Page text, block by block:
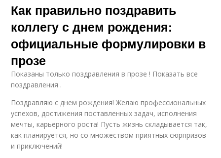
Как правильно поздравить
коллегу с днем рождения:
официальные формулировки в
прозе
Показаны только поздравления в прозе ! Показать все
поздравления .
Поздравляю с днем рождения! Желаю профессиональных
успехов, достижения поставленных задач, исполнения
мечты, карьерного роста! Пусть жизнь складывается так,
как планируется, но со множеством приятных сюрпризов
и приключений!